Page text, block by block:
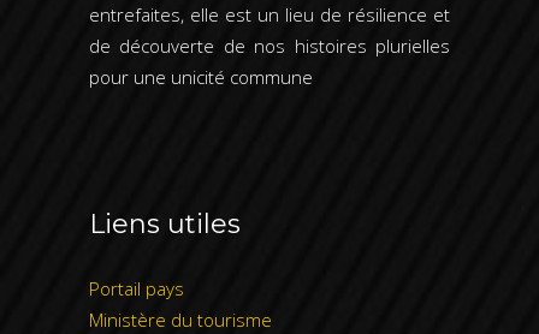
entrefaites, elle est un lieu de résilience et
de découverte de nos histoires plurielles
pour une unicité commune
Liens utiles
Portail pays
Ministère du tourisme